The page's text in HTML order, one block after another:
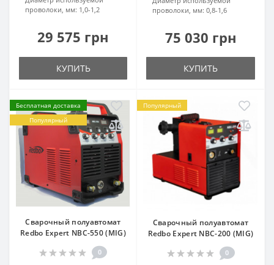
проволоки, мм: 1,0-1,2
29 575 грн
КУПИТЬ
проволоки, мм: 0,8-1,6
75 030 грн
КУПИТЬ
Бесплатная доставка
Популярный
Сварочный полуавтомат
Redbo Expert NBC-550 (MIG)
0
Популярный
Сварочный полуавтомат
Redbo Expert NBC-200 (MIG)
0